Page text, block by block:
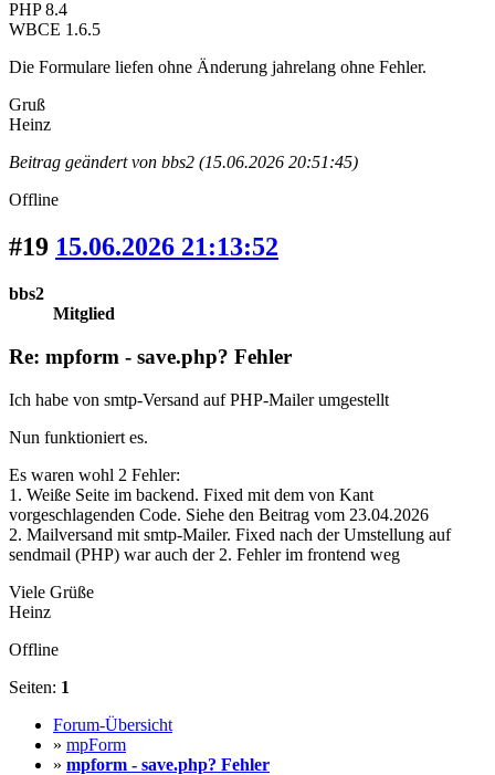
PHP 8.4
WBCE 1.6.5
Die Formulare liefen ohne Änderung jahrelang ohne Fehler.
Gruß
Heinz
Beitrag geändert von bbs2 (15.06.2026 20:51:45)
Offline
#19 15.06.2026 21:13:52
bbs2
Mitglied
Re: mpform - save.php? Fehler
Ich habe von smtp-Versand auf PHP-Mailer umgestellt
Nun funktioniert es.
Es waren wohl 2 Fehler:
1. Weiße Seite im backend. Fixed mit dem von Kant
vorgeschlagenden Code. Siehe den Beitrag vom 23.04.2026
2. Mailversand mit smtp-Mailer. Fixed nach der Umstellung auf
sendmail (PHP) war auch der 2. Fehler im frontend weg
Viele Grüße
Heinz
Offline
Seiten: 1
Forum-Übersicht
» mpForm
» mpform - save.php? Fehler